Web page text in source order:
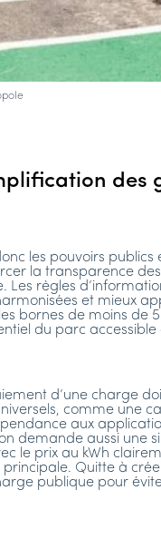
des
les pouvoirs publics
la transparence
Les règles
et mieux
bornes de moins de
du parc accessible
d’une charge
comme une
aux
demande aussi une
le prix au kWh
Quitte à
publique pour